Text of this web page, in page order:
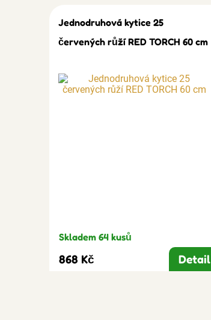
Jednodruhová kytice 25
červených růží RED TORCH 60 cm
Skladem 64 kusů
868 Kč Detail